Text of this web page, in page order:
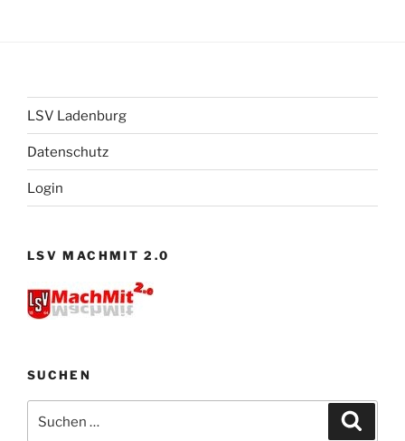
LSV Ladenburg
Datenschutz
Login
LSV MACHMIT 2.0
SUCHEN
nach: